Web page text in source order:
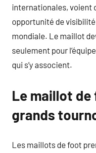
internationales, voient
opportunité de visibilité
mondiale. Le maillot
seulement pour
qui s’y associent.
Le maillot
grands
Les maillots de foot